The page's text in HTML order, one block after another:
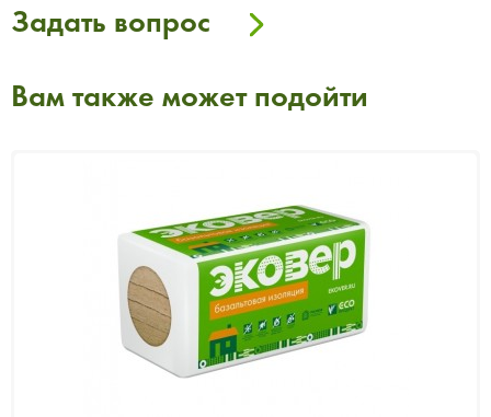
Задать вопрос
Вам также может подойти